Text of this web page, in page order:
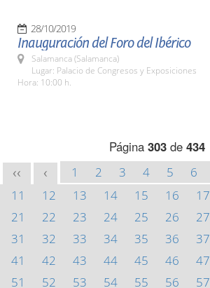
28/10/2019
Inauguración del Foro del Ibérico
Salamanca (Salamanca)
Lugar: Palacio de Congresos y Exposiciones
Hora: 10:00 h.
Página 303de 434
<< < 1 2 3 4 5 6
11
12 13 14 15 16 17
21
22 23 24 25 26 27
31
32 33 34 35 36 37
41
42 43 44 45 46 47
51
52 53 54 55 56 57